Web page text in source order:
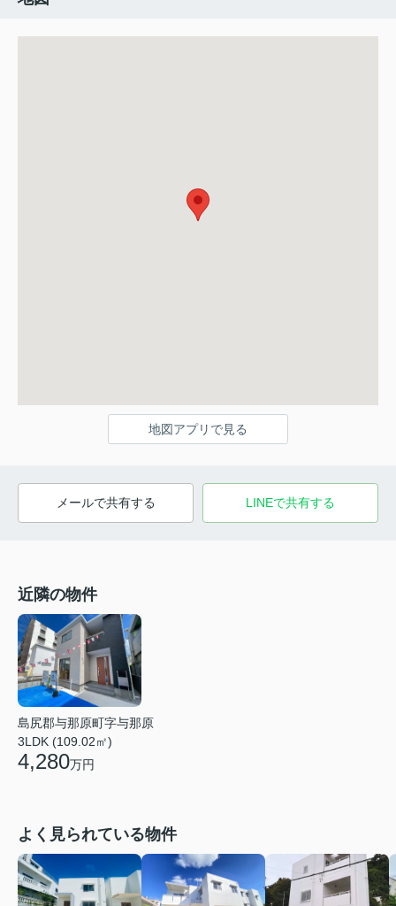
地図アプリで見る
メールで共有する LINEで共有する
近隣の物件
島尻郡与那原町字与那原
3LDK (109.02㎡)
4,280万円
よく見られている物件